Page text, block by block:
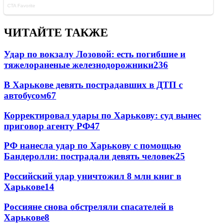
ЧИТАЙТЕ ТАКЖЕ
Удар по вокзалу Лозовой: есть погибшие и
тяжелораненые железнодорожники236
В Харькове девять пострадавших в ДТП с
автобусом67
Корректировал удары по Харькову: суд вынес
приговор агенту РФ47
РФ нанесла удар по Харькову с помощью
Бандеролли: пострадали девять человек25
Российский удар уничтожил 8 млн книг в
Харькове14
Россияне снова обстреляли спасателей в
Харькове8